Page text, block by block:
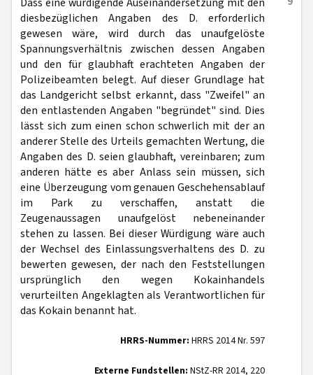
diesbezüglichen Angaben des D. erforderlich
gewesen wäre, wird durch das unaufgelöste
Spannungsverhältnis zwischen dessen Angaben
und den für glaubhaft erachteten Angaben der
Polizeibeamten belegt. Auf dieser Grundlage hat
das Landgericht selbst erkannt, dass "Zweifel" an
den entlastenden Angaben "begründet" sind. Dies
lässt sich zum einen schon schwerlich mit der an
anderer Stelle des Urteils gemachten Wertung, die
Angaben des D. seien glaubhaft, vereinbaren; zum
anderen hätte es aber Anlass sein müssen, sich
eine Überzeugung vom genauen Geschehensablauf
im Park zu verschaffen, anstatt die
Zeugenaussagen unaufgelöst nebeneinander
stehen zu lassen. Bei dieser Würdigung wäre auch
der Wechsel des Einlassungsverhaltens des D. zu
bewerten gewesen, der nach den Feststellungen
ursprünglich den wegen Kokainhandels
verurteilten Angeklagten als Verantwortlichen für
das Kokain benannt hat.
HRRS-Nummer: HRRS 2014 Nr. 597
Externe Fundstellen: NStZ-RR 2014, 220